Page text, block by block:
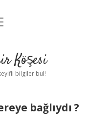
Köşesi
bilgiler bul!
bağlıydı ?